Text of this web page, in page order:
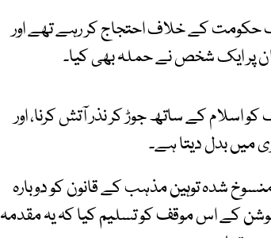
حکومت کے خلاف احتجاج کر رہے تھے اور
پر ایک شخص نے حملہ بھی کیا۔
اسلام کے ساتھ جوڑ کر نذر آتش کرنا، اور
میں بدل دیتا ہے۔
نے کہا کہ یہ کارروائی 2008 میں منسوخ شدہ توہین مذہب کے قانون کو دوبارہ
کے اس موقف کو تسلیم کیا کہ یہ مقدمہ